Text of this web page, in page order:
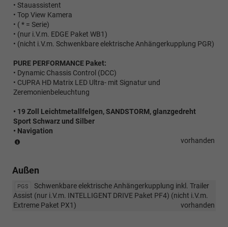
• Stauassistent
• Top View Kamera
• ( * = Serie)
• (nur i.V.m. EDGE Paket WB1)
• (nicht i.V.m. Schwenkbare elektrische Anhängerkupplung PGR)
PURE PERFORMANCE Paket:
• Dynamic Chassis Control (DCC)
• CUPRA HD Matrix LED Ultra- mit Signatur und
Zeremonienbeleuchtung
• 19 Zoll Leichtmetallfelgen, SANDSTORM, glanzgedreht
Sport Schwarz und Silber
• Navigation
bestellbar)
vorhanden
Außen
PGS
Schwenkbare elektrische Anhängerkupplung inkl. Trailer
Assist (nur i.V.m. INTELLIGENT DRIVE Paket PF4) (nicht i.V.m.
Extreme Paket PX1)
vorhanden